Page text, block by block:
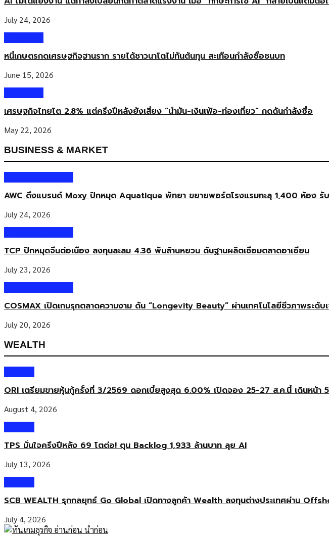
July 24, 2026
หนี้เกษตรกดเศรษฐกิจฐานราก รายได้ชาวนาโตไม่ทันต้นทุน สะเทือนกำลังซื้อชนบท
June 15, 2026
เศรษฐกิจไทยโต 2.8% แต่ครึ่งปีหลังยังเสี่ยง “น้ำมัน-เงินเฟ้อ-ท่องเที่ยว” กดดันกำลังซื้อ
May 22, 2026
BUSINESS & MARKET
AWC ดึงแบรนด์ Moxy ปักหมุด Aquatique พัทยา ขยายพอร์ตโรงแรมทะลุ 1,400 ห้อง รับ
July 24, 2026
TCP ปักหมุดจีนต่อเนื่อง ลงทุนสะสม 4.36 พันล้านหยวน ดันฐานผลิตเชื่อมตลาดอาเซียน
July 23, 2026
COSMAX เปิดเกมรุกตลาดความงาม ดัน “Longevity Beauty” ผ่านเทคโนโลยีชีวภาพระดั
July 20, 2026
WEALTH
ORI เตรียมขายหุ้นกู้ครั้งที่ 3/2569 ดอกเบี้ยสูงสุด 6.00% เปิดจอง 25-27 ส.ค.นี้ เดินหน้า 5
August 4, 2026
TPS มั่นใจครึ่งปีหลัง 69 โตต่อ! ตุน Backlog 1,933 ล้านบาท ลุย AI
July 13, 2026
SCB WEALTH รุกกลยุทธ์ Go Global เปิดทางลูกค้า Wealth ลงทุนต่างประเทศผ่าน
July 4, 2026